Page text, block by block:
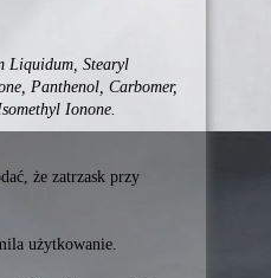
Liquidum, Stearyl
Panthenol, Carbomer,
Ionone.
że zatrzask przy
użytkowanie.